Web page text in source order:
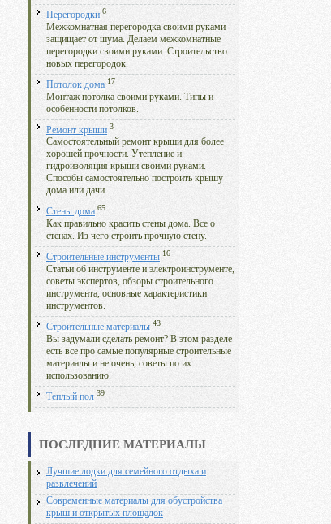
Перегородки 6
Межкомнатная перегородка своими руками
защищает от шума. Делаем межкомнатные
перегородки своими руками. Строительство
новых перегородок.
Потолок дома 17
Монтаж потолка своими руками. Типы и
особенности потолков.
Ремонт крыши 3
Самостоятельный ремонт крыши для более
хорошей прочности. Утепление и
гидроизоляция крыши своими руками.
Способы самостоятельно построить крышу
дома или дачи.
Стены дома 65
Как правильно красить стены дома. Все о
стенах. Из чего строить прочную стену.
Строительные инструменты 16
Статьи об инструменте и электроинструменте,
советы экспертов, обзоры строительного
инструмента, основные характеристики
инструментов.
Строительные материалы 43
Вы задумали сделать ремонт? В этом разделе
есть все про самые популярные строительные
материалы и не очень, советы по их
использованию.
Теплый пол 39
ПОСЛЕДНИЕ МАТЕРИАЛЫ
Лучшие лодки для семейного отдыха и
развлечений
Современные материалы для обустройства
крыш и открытых площадок